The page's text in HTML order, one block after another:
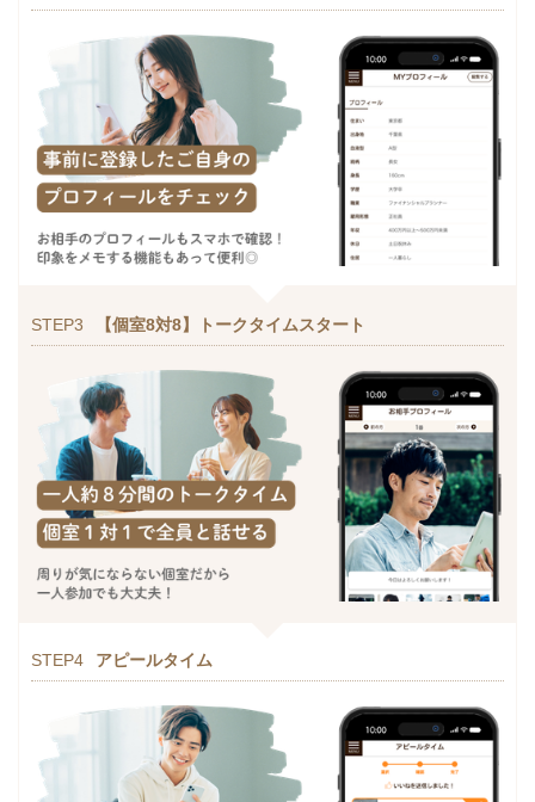
STEP3 【個室8対8】トークタイムスタート
STEP4 アピールタイム